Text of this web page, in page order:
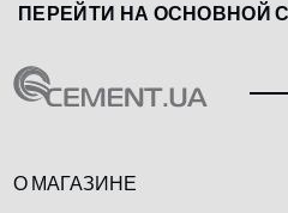
ПЕРЕЙТИ НА ОСНОВНОЙ
О МАГАЗИНЕ